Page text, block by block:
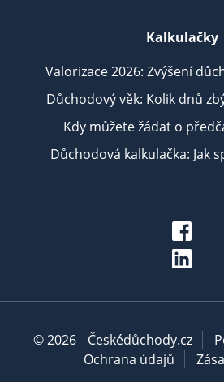
Kalkulačky
Valorizace 2026: Zvýšení
Důchodový věk: Kolik dnů
Kdy můžete žádat o
Důchodová kalkulačka: Jak
© 2026 Českédůchody.cz
Ochrana údajů